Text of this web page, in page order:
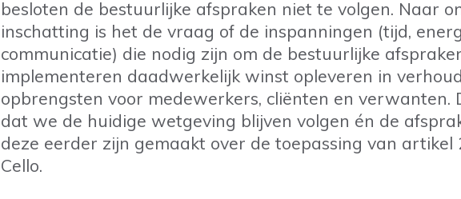
besloten de bestuurlijke afspraken niet te volgen. Naar
inschatting is het de vraag of de inspanningen (tijd,
communicatie) die nodig zijn om de bestuurlijke
implementeren daadwerkelijk winst opleveren in
opbrengsten voor medewerkers, cliënten en verwanten.
dat we de huidige wetgeving blijven volgen én de
deze eerder zijn gemaakt over de toepassing van artikel
Cello.